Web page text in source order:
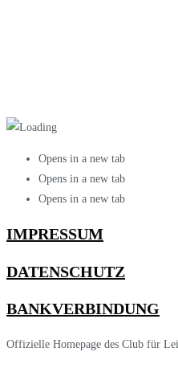
Opens in a new tab
Opens in a new tab
Opens in a new tab
IMPRESSUM
DATENSCHUTZ
BANKVERBINDUNG
Offizielle Homepage des Club für